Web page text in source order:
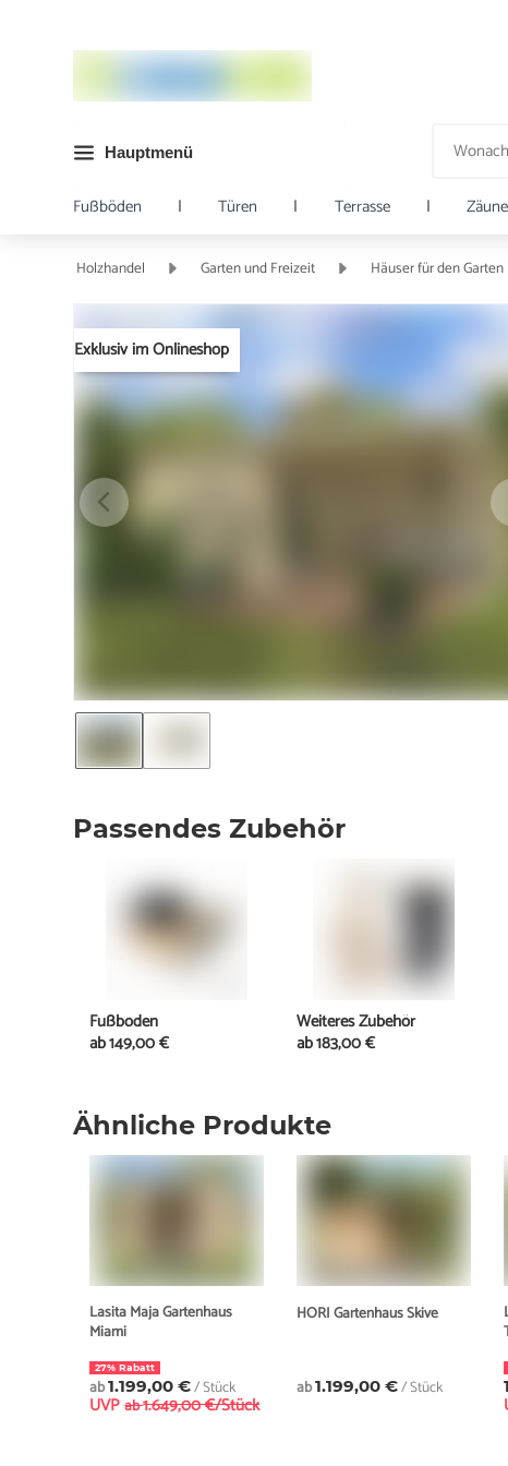
Hauptmenü
Fußböden | Türen | Terrasse | Zäune
Holzhandel Garten und Freizeit Häuser für den Garten
Exklusiv im Onlineshop
Ähnliche Produkte
Lasita Maja Gartenhaus
Miami
27% Rabatt
ab1.199,00 €/ Stück
UVP ab1.649,00 €/Stück
HORI Gartenhaus Skive
ab1.199,00 €/ Stück
Passendes Zubehör
Fußboden
ab149,00 €
Weiteres Zubehör
ab183,00 €